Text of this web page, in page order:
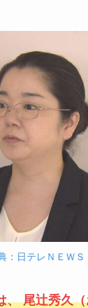
：日テレＮＥＷＳ
、 尾辻秀久